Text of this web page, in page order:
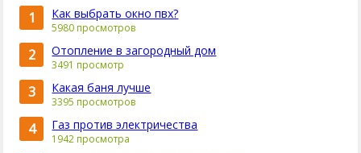
1 Как выбрать окно пвх?
5980 просмотров
2 Отопление в загородный дом
3491 просмотр
3 Какая баня лучше
3395 просмотров
4 Газ против электричества
1942 просмотра